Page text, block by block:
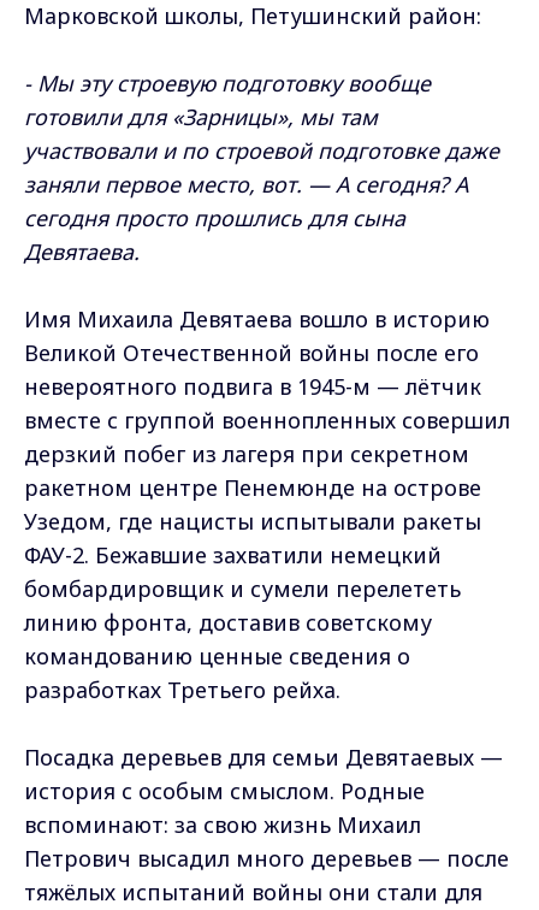
Марковской школы, Петушинский район:
- Мы эту строевую подготовку вообще
готовили для «Зарницы», мы там
участвовали и по строевой подготовке даже
заняли первое место, вот. — А сегодня? А
сегодня просто прошлись для сына
Девятаева.
Имя Михаила Девятаева вошло в историю
Великой Отечественной войны после его
невероятного подвига в 1945-м — лётчик
вместе с группой военнопленных совершил
дерзкий побег из лагеря при секретном
ракетном центре Пенемюнде на острове
Узедом, где нацисты испытывали ракеты
ФАУ-2. Бежавшие захватили немецкий
бомбардировщик и сумели перелететь
линию фронта, доставив советскому
командованию ценные сведения о
разработках Третьего рейха.
Посадка деревьев для семьи Девятаевых —
история с особым смыслом. Родные
вспоминают: за свою жизнь Михаил
Петрович высадил много деревьев — после
тяжёлых испытаний войны они стали для